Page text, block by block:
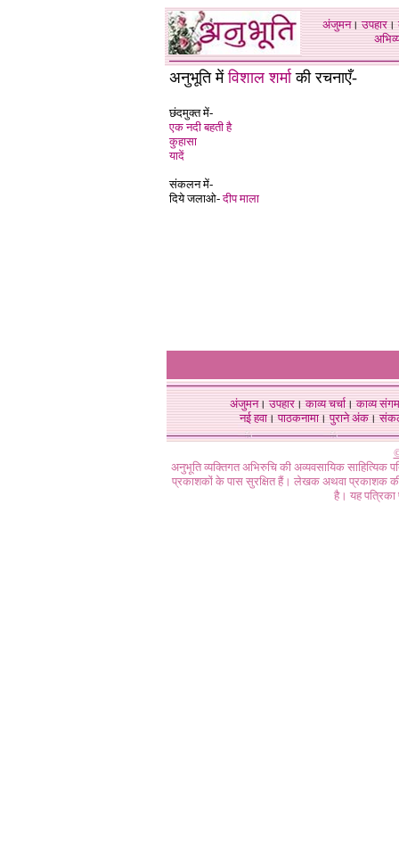
अंजुमन।उपहार।
अनुभूति मेंविशाल शर्माकी रचनाएँ-
छंदमुक्त में-
एक नदी बहती है
कुहासा
यादें
संकलन में-
दिये जलाओ-दीप माला
अंजुमन।उपहार।काव्य चर्चा।काव्य संगम
नई हवा। पाठकनामा। पुराने अंक।
अनुभूति व्यक्तिगत अभिरुचि की अव्यवसायिक
प्रकाशकों के पास सुरक्षित हैं। लेखक अथवा प्रकाशक की
है। यह पत्रिका